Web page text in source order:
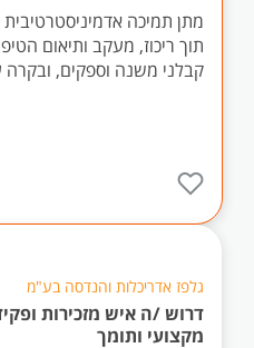
מתן תמיכה
תוך ריכוז, מעקב ותיאום
קבלני משנה וספקים,
גלפז אדריכלות והנדסה בע"מ
דרוש /ה איש מזכירות
מקצועי ותומך